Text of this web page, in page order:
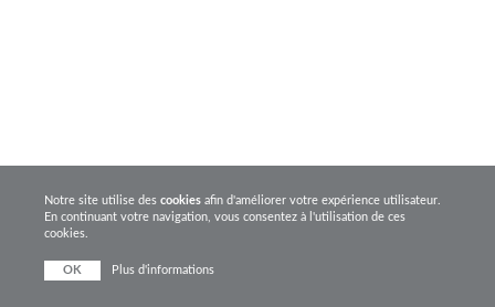
Notre site utilise des cookies afin d'améliorer votre expérience utilisateur.
En continuant votre navigation, vous consentez à l'utilisation de ces
cookies.
OK Plus d'informations